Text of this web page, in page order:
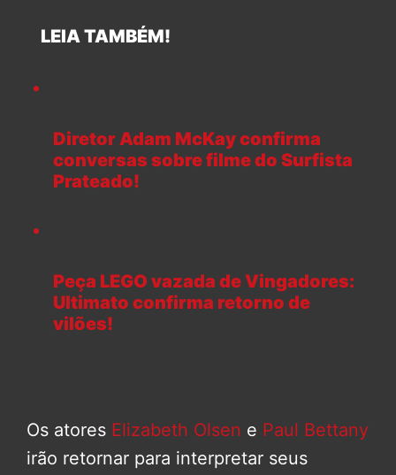
LEIA TAMBÉM!
Diretor Adam McKay confirma
conversas sobre filme do Surfista
Prateado!
Peça LEGO vazada de Vingadores:
Ultimato confirma retorno de
vilões!
Os atores Elizabeth Olsen e Paul Bettany
irão retornar para interpretar seus